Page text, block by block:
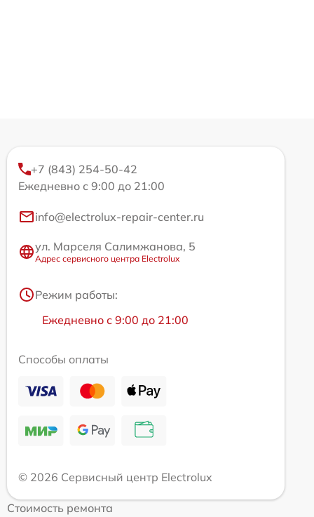
+7 (843) 254-50-42
Ежедневно с 9:00 до 21:00
info@electrolux-repair-center.ru
ул. Марселя Салимжанова, 5
Адрес сервисного центра Electrolux
Режим работы:
Ежедневно с 9:00 до 21:00
Способы оплаты
© 2026 Сервисный центр Electrolux
Стоимость ремонта